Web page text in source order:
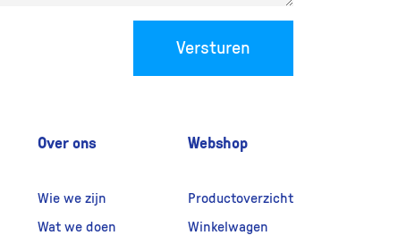
Versturen
Over ons
Wie we zijn
Wat we doen
Webshop
Productoverzicht
Winkelwagen